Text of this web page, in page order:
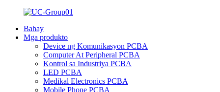
Bahay
Mga produkto
Device ng Komunikasyon PCBA
Computer At Peripheral PCBA
Kontrol sa Industriya PCBA
LED PCBA
Medikal Electronics PCBA
Mobile Phone PCBA